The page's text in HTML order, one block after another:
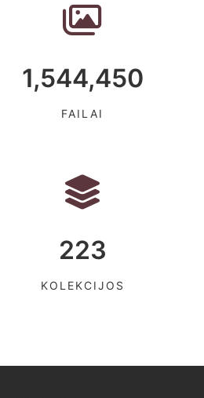
1,544,450
FAILAI
223
KOLEKCIJOS